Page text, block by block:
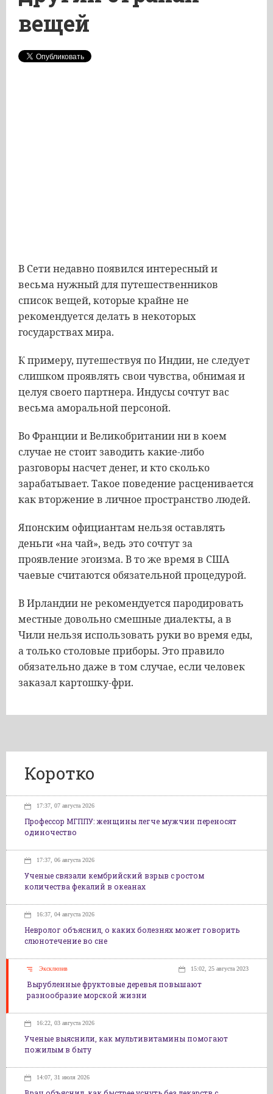
вещей
В Сети недавно появился интересный и
весьма нужный для путешественников
список вещей, которые крайне не
рекомендуется делать в некоторых
государствах мира.
К примеру, путешествуя по Индии, не следует
слишком проявлять свои чувства, обнимая и
целуя своего партнера. Индусы сочтут вас
весьма аморальной персоной.
Во Франции и Великобритании ни в коем
случае не стоит заводить какие-либо
разговоры насчет денег, и кто сколько
зарабатывает. Такое поведение расценивается
как вторжение в личное пространство людей.
Японским официантам нельзя оставлять
деньги «на чай», ведь это сочтут за
проявление эгоизма. В то же время в США
чаевые считаются обязательной процедурой.
В Ирландии не рекомендуется пародировать
местные довольно смешные диалекты, а в
Чили нельзя использовать руки во время еды,
а только столовые приборы. Это правило
обязательно даже в том случае, если человек
заказал картошку-фри.
Коротко
17:37, 07 августа 2026
Профессор МГППУ: женщины легче мужчин переносят
одиночество
17:37, 06 августа 2026
Ученые связали кембрийский взрыв с ростом
количества фекалий в океанах
16:37, 04 августа 2026
Невролог объяснил, о каких болезнях может говорить
слюнотечение во сне
Эксклюзив 15:02, 25 августа 2023
Вырубленные фруктовые деревья повышают
разнообразие морской жизни
16:22, 03 августа 2026
Ученые выяснили, как мультивитамины помогают
пожилым в быту
14:07, 31 июля 2026